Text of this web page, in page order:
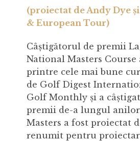
(proiectat de Andy Dye
& European Tour)
Câștigătorul de premii
National Masters Course
printre cele mai bune
de Golf Digest
Golf Monthly și a
premii de-a lungul
Masters a fost proiectat
renumit pentru